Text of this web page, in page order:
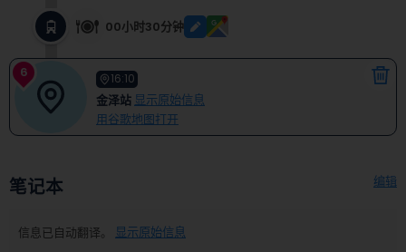
00小时30分钟
6 16:10
金泽站 显示原始信息
用谷歌地图打开
笔记本 编辑
信息已自动翻译。 显示原始信息